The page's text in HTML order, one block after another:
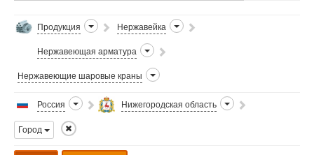
Продукция Нержавейка
Нержавеющая арматура
Нержавеющие шаровые краны
Россия Нижегородская область
Город